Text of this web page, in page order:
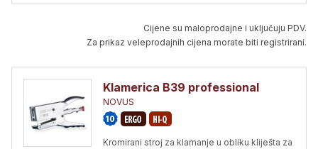
Cijene su maloprodajne i uključuju PDV.
Za prikaz veleprodajnih cijena morate biti registrirani.
Klamerica B39 professional
NOVUS
Kromirani stroj za klamanje u obliku kliješta za